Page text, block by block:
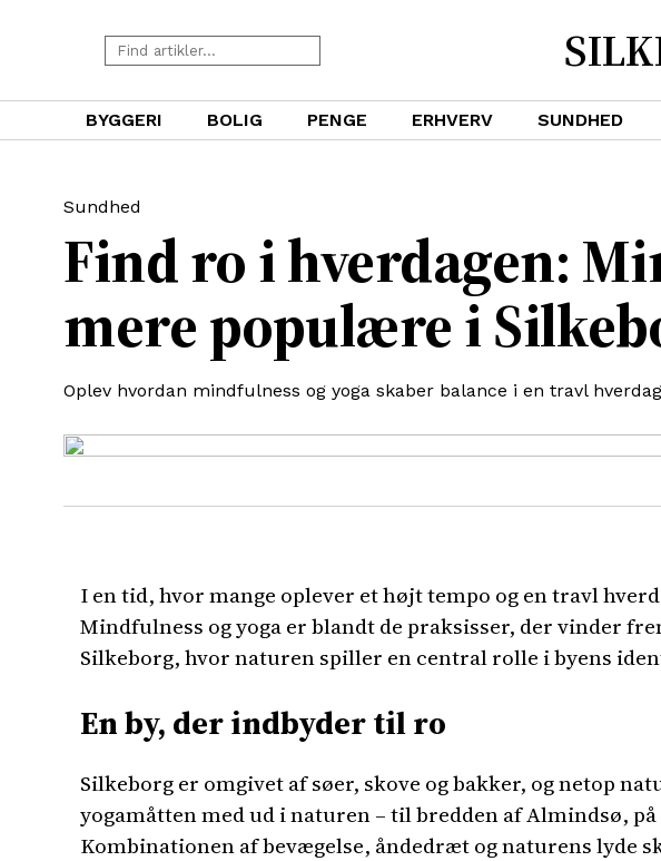
BYGGERI BOLIG PENGE ERHVERV SUNDHED
Find ro i hverdagen:
mere populære i
Oplev hvordan mindfulness og yoga skaber balance i en travl hverdag
Sundhed
I en tid, hvor mange oplever et højt tempo og en travl
Mindfulness og yoga er blandt de praksisser, der vinder
Silkeborg, hvor naturen spiller en central rolle i byens
En by, der indbyder til ro
Silkeborg er omgivet af søer, skove og bakker, og netop
yogamåtten med ud i naturen – til bredden af Almindsø,
Kombinationen af bevægelse, åndedræt og naturens lyde